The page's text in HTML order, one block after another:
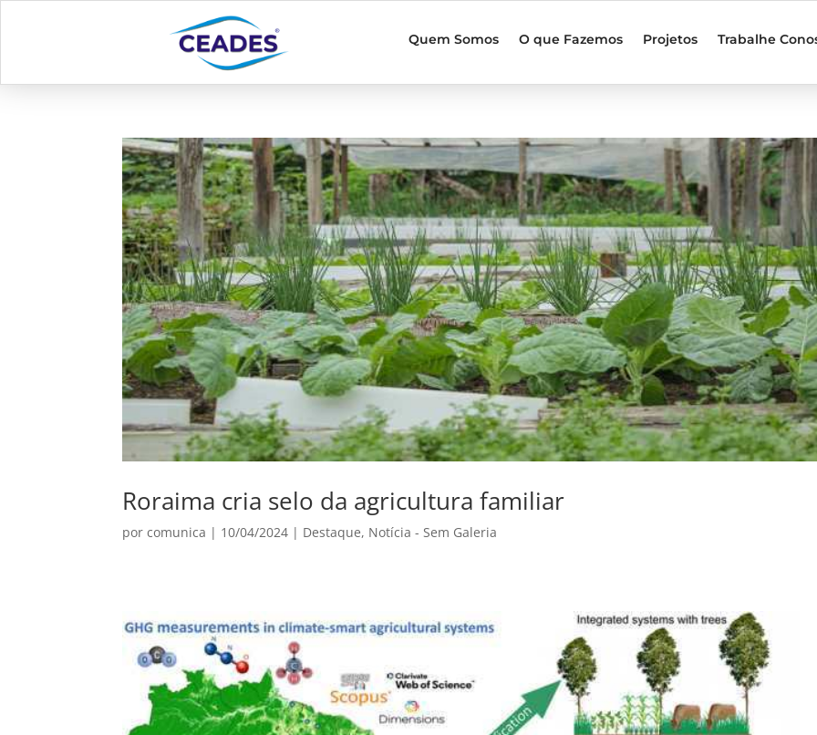
Quem Somos O que Fazemos Projetos Trabalhe
Roraima cria selo da agricultura familiar
porcomunica | 10/04/2024 | Destaque, Notícia - Sem Galeria